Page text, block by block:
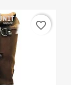
favorite_border